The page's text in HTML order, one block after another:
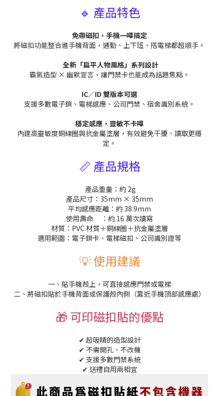
🔹 產品特色
免帶磁扣，手機一嗶搞定
將磁扣功能整合進手機背面，通勤、上下班、搭電梯都超順手。
全新「扁平人物風格」系列設計
霸氣造型 × 幽默宣言，讓門禁卡也能成為話題焦點。
IC／ID 雙版本可選
支援多數電子鎖、電梯感應、公司門禁、宿舍識別系統。
穩定感應，靈敏不卡嗶
內建高靈敏度銅線圈與抗金屬塗層，有效避免干擾、讀取更穩
定。
📏 產品規格
產品重量：約 2g
產品尺寸：35mm × 35mm
平均感應距離：約 38.9mm
使用壽命
：約 16 萬次讀寫
材質：PVC 材質＋銅線圈＋抗金屬塗層
適用範圍：電子鎖卡、電梯磁扣、公司識別證等
💡 使用建議
一、貼手機殼上，可直接感應門禁或電梯
二、將磁扣貼於手機背面或保護殼內側（靠近手機頂部感應處）
🎁 可印磁扣貼的優點
✔ 超吸睛的造型設計
✔ 不需開孔、不改機
✔ 支援多數門禁系統
✔ 送禮自用兩相宜